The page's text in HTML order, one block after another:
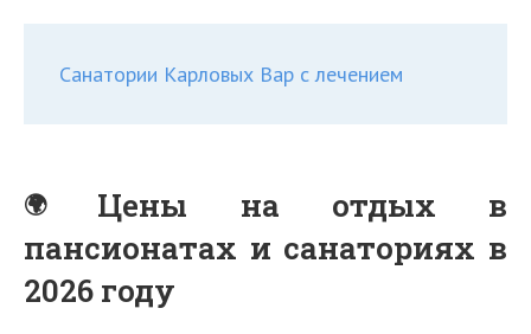
Санатории Карловых Вар с лечением
Цены на отдых в
пансионатах и санаториях в
2026 году